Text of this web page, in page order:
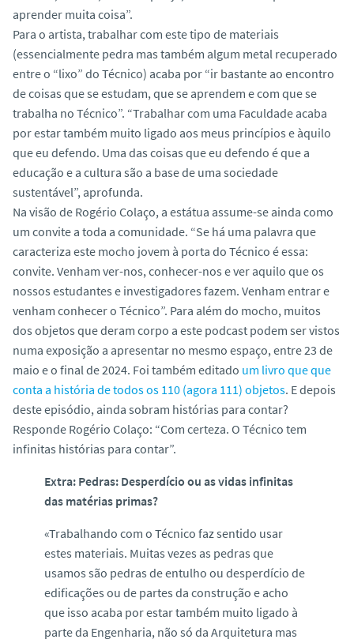
aprender muita coisa”.
Para o artista, trabalhar com este tipo de materiais
(essencialmente pedra mas também algum metal recuperado
entre o “lixo” do Técnico) acaba por “ir bastante ao encontro
de coisas que se estudam, que se aprendem e com que se
trabalha no Técnico”. “Trabalhar com uma Faculdade acaba
por estar também muito ligado aos meus princípios e àquilo
que eu defendo. Uma das coisas que eu defendo é que a
educação e a cultura são a base de uma sociedade
sustentável”, aprofunda.
Na visão de Rogério Colaço, a estátua assume-se ainda como
um convite a toda a comunidade. “Se há uma palavra que
caracteriza este mocho jovem à porta do Técnico é essa:
convite. Venham ver-nos, conhecer-nos e ver aquilo que os
nossos estudantes e investigadores fazem. Venham entrar e
venham conhecer o Técnico”. Para além do mocho, muitos
dos objetos que deram corpo a este podcast podem ser vistos
numa exposição a apresentar no mesmo espaço, entre 23 de
maio e o final de 2024. Foi também editado um livro que que
conta a história de todos os 110 (agora 111) objetos. E depois
deste episódio, ainda sobram histórias para contar?
Responde Rogério Colaço: “Com certeza. O Técnico tem
infinitas histórias para contar”.
Extra: Pedras: Desperdício ou as vidas infinitas
das matérias primas?
«Trabalhando com o Técnico faz sentido usar
estes materiais. Muitas vezes as pedras que
usamos são pedras de entulho ou desperdício de
edificações ou de partes da construção e acho
que isso acaba por estar também muito ligado à
parte da Engenharia, não só da Arquitetura mas